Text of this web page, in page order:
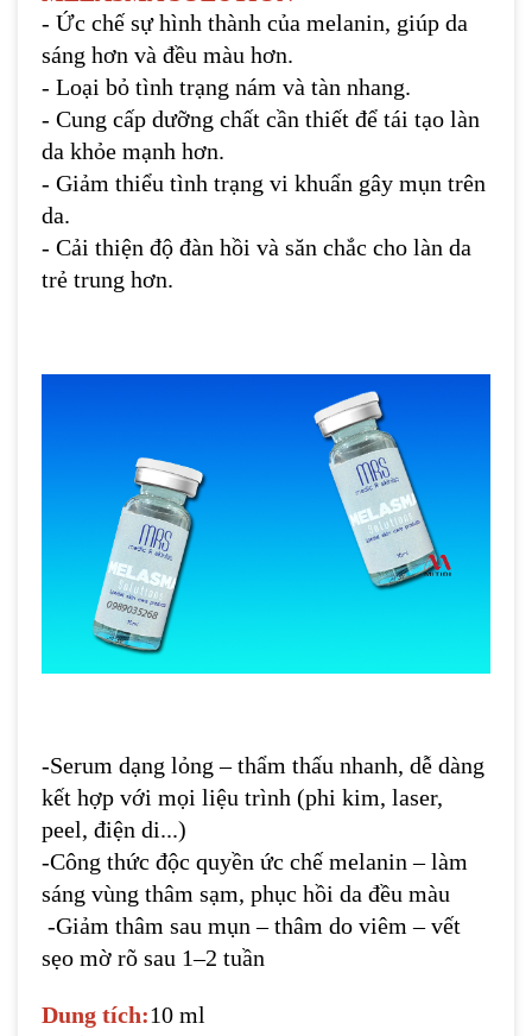
- Ức chế sự hình thành của melanin, giúp da
sáng hơn và đều màu hơn.
- Loại bỏ tình trạng nám và tàn nhang.
- Cung cấp dưỡng chất cần thiết để tái tạo làn
da khỏe mạnh hơn.
- Giảm thiểu tình trạng vi khuẩn gây mụn trên
da.
- Cải thiện độ đàn hồi và săn chắc cho làn da
trẻ trung hơn.
-Serum dạng lỏng – thẩm thấu nhanh, dễ dàng
kết hợp với mọi liệu trình (phi kim, laser,
peel, điện di...)
-Công thức độc quyền ức chế melanin – làm
sáng vùng thâm sạm, phục hồi da đều màu
-Giảm thâm sau mụn – thâm do viêm – vết
sẹo mờ rõ sau 1–2 tuần
Dung tích:10 ml